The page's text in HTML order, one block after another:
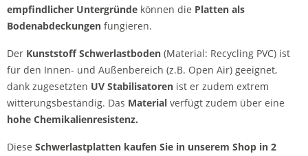
empfindlicher Untergründe können die Platten als
Bodenabdeckungen fungieren.
Der Kunststoff Schwerlastboden (Material: Recycling PVC) ist
für den Innen- und Außenbereich (z.B. Open Air) geeignet,
dank zugesetzten UV Stabilisatoren ist er zudem extrem
witterungsbeständig. Das Material verfügt zudem über eine
hohe Chemikalienresistenz.
Diese Schwerlastplatten kaufen Sie in unserem Shop in 2